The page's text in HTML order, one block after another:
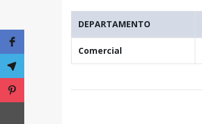
DEPARTAMENTO
Comercial